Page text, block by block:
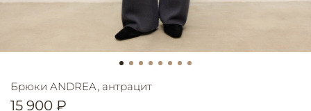
Брюки ANDREA, антрацит
15 900 ₽